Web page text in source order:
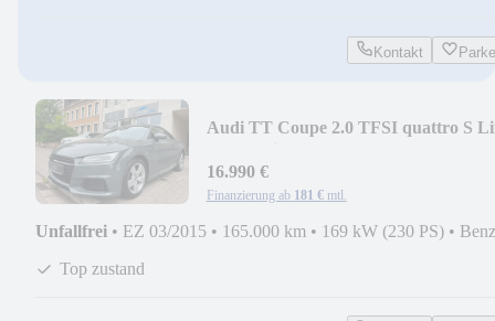
Kontakt
Audi TT Coupe 2.0 TFSI quattro S
16.990 €
Finanzierung ab 181 € mtl.
Unfallfrei • EZ 03/2015 • 165.000 km • 169 kW (230 PS) •
Top zustand